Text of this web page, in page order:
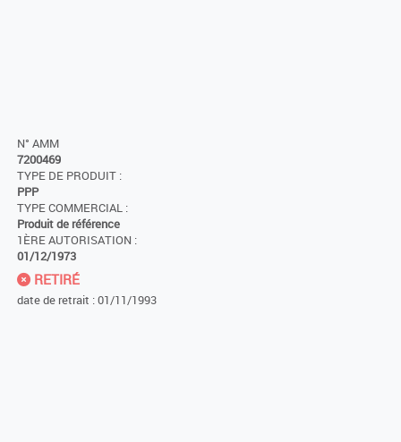
N° AMM
7200469
TYPE DE PRODUIT :
PPP
TYPE COMMERCIAL :
Produit de référence
1ÈRE AUTORISATION :
01/12/1973
RETIRÉ
date de retrait : 01/11/1993